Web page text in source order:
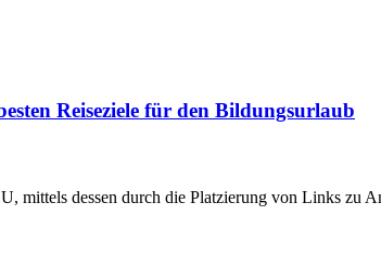
Reiseziele für den Bildungsurlaub
mittels dessen durch die Platzierung von Links zu